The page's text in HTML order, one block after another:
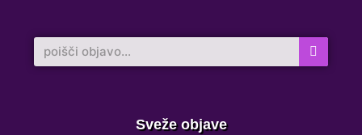
Search
Sveže objave